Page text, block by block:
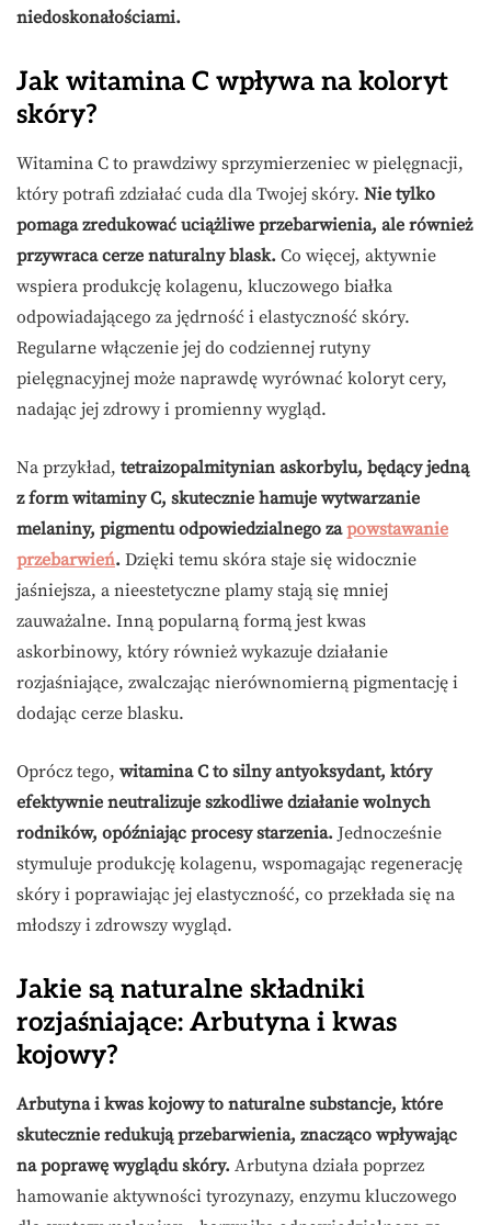
niedoskonałościami.
Jak witamina C wpływa na koloryt
skóry?
Witamina C to prawdziwy sprzymierzeniec w pielęgnacji,
który potrafi zdziałać cuda dla Twojej skóry. Nie tylko
pomaga zredukować uciążliwe przebarwienia, ale również
przywraca cerze naturalny blask. Co więcej, aktywnie
wspiera produkcję kolagenu, kluczowego białka
odpowiadającego za jędrność i elastyczność skóry.
Regularne włączenie jej do codziennej rutyny
pielęgnacyjnej może naprawdę wyrównać koloryt cery,
nadając jej zdrowy i promienny wygląd.
Na przykład, tetraizopalmitynian askorbylu, będący jedną
z form witaminy C, skutecznie hamuje wytwarzanie
melaniny, pigmentu odpowiedzialnego zapowstawanie
przebarwień. Dzięki temu skóra staje się widocznie
jaśniejsza, a nieestetyczne plamy stają się mniej
zauważalne. Inną popularną formą jest kwas
askorbinowy, który również wykazuje działanie
rozjaśniające, zwalczając nierównomierną pigmentację i
dodając cerze blasku.
Oprócz tego, witamina C to silny antyoksydant, który
efektywnie neutralizuje szkodliwe działanie wolnych
rodników, opóźniając procesy starzenia. Jednocześnie
stymuluje produkcję kolagenu, wspomagając regenerację
skóry i poprawiając jej elastyczność, co przekłada się na
młodszy i zdrowszy wygląd.
Jakie są naturalne składniki
rozjaśniające: Arbutyna i kwas
kojowy?
Arbutyna i kwas kojowy to naturalne substancje, które
skutecznie redukują przebarwienia, znacząco wpływając
na poprawę wyglądu skóry. Arbutyna działa poprzez
hamowanie aktywności tyrozynazy, enzymu kluczowego